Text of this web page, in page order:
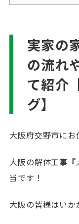
実家の
の流れ
て紹介
グ】
大阪府交野市にお
大阪の解体工事
当です！
大阪の皆様はいか